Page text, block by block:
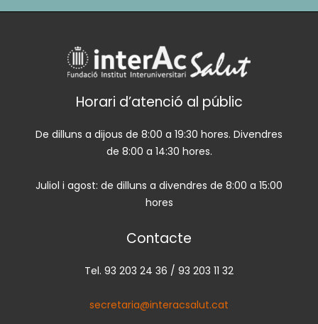
Horari d’atenció al públic
De dilluns a dijous de 8:00 a 19:30 hores. Divendres
de 8:00 a 14:30 hores.
Juliol i agost: de dilluns a divendres de 8:00 a 15:00
hores
Contacte
Tel. 93 203 24 36 / 93 203 11 32
secretaria@interacsalut.cat